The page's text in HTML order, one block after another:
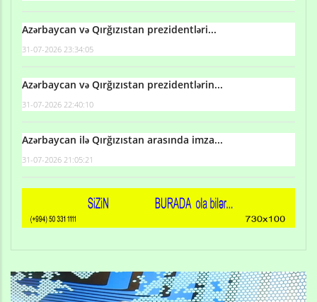
Azərbaycan və Qırğızıstan prezidentləri...
31-07-2026 23:34:05
Azərbaycan və Qırğızıstan prezidentlərin...
31-07-2026 22:40:10
Azərbaycan ilə Qırğızıstan arasında imza...
31-07-2026 21:05:21